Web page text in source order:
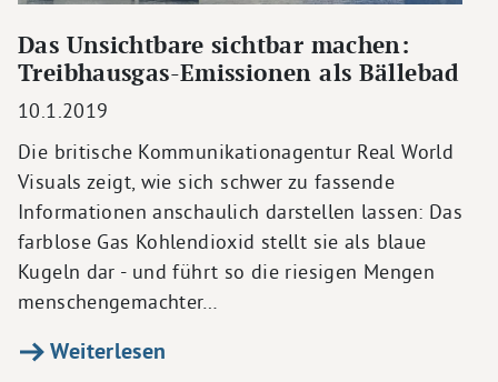
Das Unsichtbare sichtbar machen:
Treibhausgas-Emissionen als Bällebad
10.1.2019
Die britische Kommunikationagentur Real World
Visuals zeigt, wie sich schwer zu fassende
Informationen anschaulich darstellen lassen: Das
farblose Gas Kohlendioxid stellt sie als blaue
Kugeln dar - und führt so die riesigen Mengen
menschengemachter…
Weiterlesen